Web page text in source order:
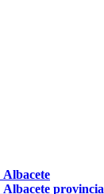
Albacete
Albacete provincia